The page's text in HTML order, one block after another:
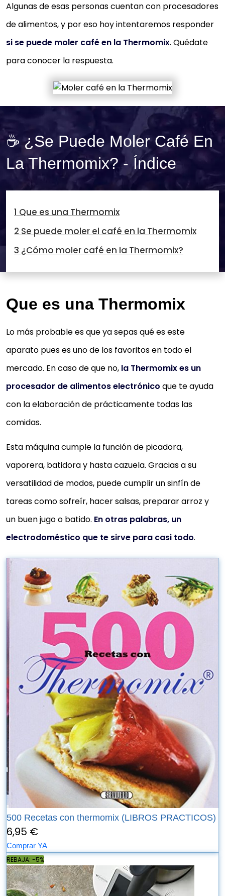
Algunas de esas personas cuentan con procesadores
de alimentos, y por eso hoy intentaremos responder
si se puede moler café en la Thermomix. Quédate
para conocer la respuesta.
☕ ¿Se Puede Moler Café En
La Thermomix? - Índice
1 Que es una Thermomix
2 Se puede moler el café en la Thermomix
3 ¿Cómo moler café en la Thermomix?
Que es una Thermomix
Lo más probable es que ya sepas qué es este
aparato pues es uno de los favoritos en todo el
mercado. En caso de que no, la Thermomix es un
procesador de alimentos electrónico que te ayuda
con la elaboración de prácticamente todas las
comidas.
Esta máquina cumple la función de picadora,
vaporera, batidora y hasta cazuela. Gracias a su
versatilidad de modos, puede cumplir un sinfín de
tareas como sofreír, hacer salsas, preparar arroz y
un buen jugo o batido. En otras palabras, un
electrodoméstico que te sirve para casi todo.
500 Recetas con thermomix (LIBROS PRACTICOS)
6,95 €
Comprar YA
REBAJA: -5%